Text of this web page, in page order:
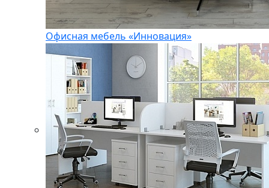
Офисная мебель «Инновация»